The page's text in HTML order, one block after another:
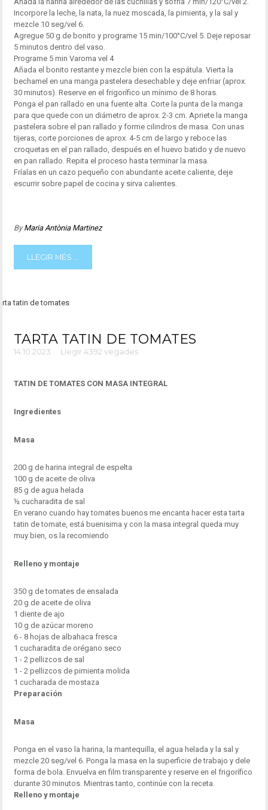
Incorpore la leche, la nata, la nuez moscada, la pimienta, y la sal y
mezcle 10 seg/vel 6.
Agregue 50 g de bonito y programe 15 min/100°C/vel 5. Deje reposar
5 minutos dentro del vaso.
Programe 5 min Varoma vel 4
Añada el bonito restante y mezcle bien con la espátula. Vierta la
bechamel en una manga pastelera desechable y deje enfriar (aprox.
30 minutos). Reserve en el frigorífico un mínimo de 8 horas.
Ponga el pan rallado en una fuente alta. Corte la punta de la manga
para que quede con un diámetro de aprox. 2-3 cm. Apriete la manga
pastelera sobre el pan rallado y forme cilindros de masa. Con unas
tijeras, corte porciones de aprox. 4-5 cm de largo y reboce las
croquetas en el pan rallado, después en el huevo batido y de nuevo
en pan rallado. Repita el proceso hasta terminar la masa.
Fríalas en un cazo pequeño con abundante aceite caliente, deje
escurrir sobre papel de cocina y sirva calientes.
ByMaria Antònia Martinez
LLEGIR MÉS ...
TARTA TATIN DE TOMATES
14.10.2023 Llegir 4392 vegades
TATIN DE TOMATES CON MASA INTEGRAL
Ingredientes
Masa
200 g de harina integral de espelta
100 g de aceite de oliva
85 g de agua helada
½ cucharadita de sal
En verano cuando hay tomates buenos me encanta hacer esta tarta
tatin de tomate, está buenisima y con la masa integral queda muy
muy bien, os la recomiendo
Relleno y montaje
350 g de tomates de ensalada
20 g de aceite de oliva
1 diente de ajo
10 g de azúcar moreno
6 - 8 hojas de albahaca fresca
1 cucharadita de orégano seco
1 - 2 pellizcos de sal
1 - 2 pellizcos de pimienta molida
1 cucharada de mostaza
Preparación
Masa
Ponga en el vaso la harina, la mantequilla, el agua helada y la sal y
mezcle 20 seg/vel 6. Ponga la masa en la superficie de trabajo y dele
forma de bola. Envuelva en film transparente y reserve en el frigorífico
durante 30 minutos. Mientras tanto, continúe con la receta.
Relleno y montaje